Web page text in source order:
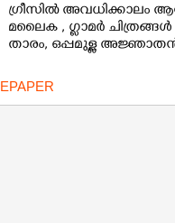
ഗ്രീസിൽ അവധിക്കാലം
മലൈക ,​ ഗ്ലാമർ ചിത്രങ്ങൾ
താരം,​ ഒപ്പമുള്ള
EPAPER